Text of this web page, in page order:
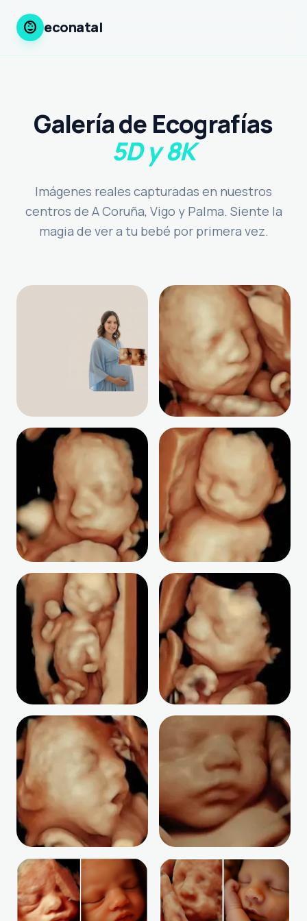
child_care econatal
Galería de Ecografías
5D y 8K
Imágenes reales capturadas en nuestros
centros de A Coruña, Vigo y Palma. Siente la
magia de ver a tu bebé por primera vez.